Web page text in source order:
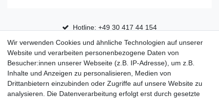
Hotline: +49 30 417 44 154
30 Tage Rückgaberecht
Versandfrei ab 75 € in Deutschland
Top Marken
Wir verwenden Cookies und ähnliche Technologien auf unserer
Website und verarbeiten personenbezogene Daten von
Besucher:innen unserer Webseite (z.B. IP-Adresse), um z.B.
Inhalte und Anzeigen zu personalisieren, Medien von
Drittanbietern einzubinden oder Zugriffe auf unsere Website zu
analysieren. Die Datenverarbeitung erfolgt erst durch gesetzte